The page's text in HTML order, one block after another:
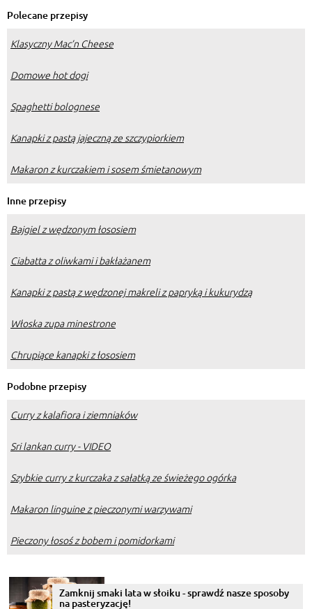
Polecane przepisy
Klasyczny Mac’n Cheese
Domowe hot dogi
Spaghetti bolognese
Kanapki z pastą jajeczną ze szczypiorkiem
Makaron z kurczakiem i sosem śmietanowym
Inne przepisy
Bajgiel z wędzonym łososiem
Ciabatta z oliwkami i bakłażanem
Kanapki z pastą z wędzonej makreli z papryką i kukurydzą
Włoska zupa minestrone
Chrupiące kanapki z łososiem
Podobne przepisy
Curry z kalafiora i ziemniaków
Sri lankan curry - VIDEO
Szybkie curry z kurczaka z sałatką ze świeżego ogórka
Makaron linguine z pieczonymi warzywami
Pieczony łosoś z bobem i pomidorkami
Zamknij smaki lata w słoiku - sprawdź nasze sposoby
na pasteryzację!